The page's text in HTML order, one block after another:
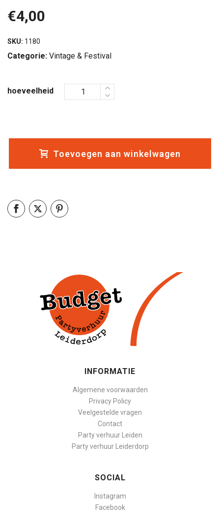
€4,00
SKU: 1180
Categorie: Vintage & Festival
hoeveelheid
Toevoegen aan winkelwagen
INFORMATIE
Algemene voorwaarden
Privacy Policy
Veelgestelde vragen
Contact
Party verhuur Leiden
Party verhuur Leiderdorp
SOCIAL
Instagram
Facebook